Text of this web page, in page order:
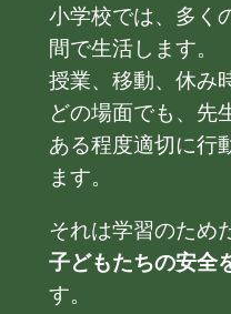
小学校では、多く
間で生活します。
授業、移動、休み
どの場面でも、先
ある程度適切に行
ます。
それは学習のため
子どもたちの安全
す。